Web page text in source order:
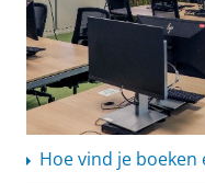
Hoe vind je boeken